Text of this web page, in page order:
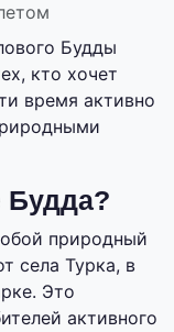
Будды
кто хочет
время активно
Будда?
природный
села Турка, в
Это
активного